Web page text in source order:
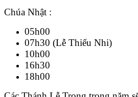
Chúa Nhật :
05h00
07h30 (Lễ Thiếu Nhi)
10h00
16h30
18h00